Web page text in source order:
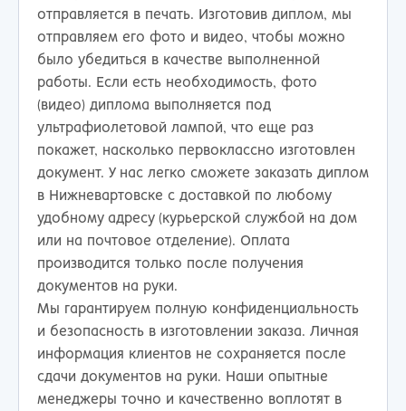
отправляется в печать. Изготовив диплом, мы
отправляем его фото и видео, чтобы можно
было убедиться в качестве выполненной
работы. Если есть необходимость, фото
(видео) диплома выполняется под
ультрафиолетовой лампой, что еще раз
покажет, насколько первоклассно изготовлен
документ. У нас легко сможете заказать диплом
в Нижневартовске с доставкой по любому
удобному адресу (курьерской службой на дом
или на почтовое отделение). Оплата
производится только после получения
документов на руки.
Мы гарантируем полную конфиденциальность
и безопасность в изготовлении заказа. Личная
информация клиентов не сохраняется после
сдачи документов на руки. Наши опытные
менеджеры точно и качественно воплотят в